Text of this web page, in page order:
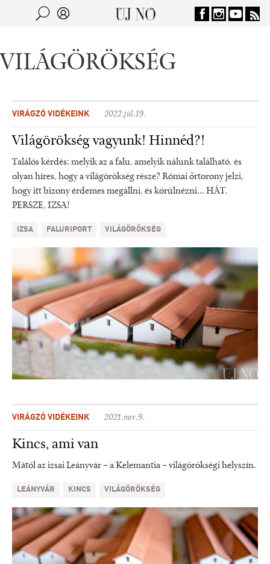
Jump to navigation
VILÁGÖRÖKSÉG
VIRÁGZÓ VIDÉKEINK 2022.júl.19.
Világörökség vagyunk! Hinnéd?!
Találós kérdés: melyik az a falu, amelyik nálunk található, és
olyan híres, hogy a világörökség része? Római őrtorony jelzi,
hogy itt bizony érdemes megállni, és körülnézni... HÁT,
PERSZE, IZSA!
IZSA FALURIPORT VILÁGÖRÖKSÉG
VIRÁGZÓ VIDÉKEINK 2021.nov.9.
Kincs, ami van
Mától az izsai Leányvár – a Kelemantia – világörökségi helyszín.
LEÁNYVÁR KINCS VILÁGÖRÖKSÉG